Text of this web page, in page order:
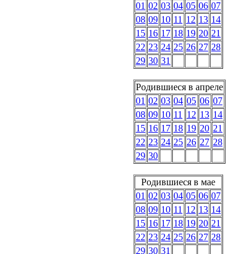
01 02 03 04 05 06 07
08 09 10 11 12 13 14
15 16 17 18 19 20 21
22 23 24 25 26 27 28
29 30 31
Родившиеся в апреле
01 02 03 04 05 06 07
08 09 10 11 12 13 14
15 16 17 18 19 20 21
22 23 24 25 26 27 28
29 30
Родившиеся в мае
01 02 03 04 05 06 07
08 09 10 11 12 13 14
15 16 17 18 19 20 21
22 23 24 25 26 27 28
29 30 31